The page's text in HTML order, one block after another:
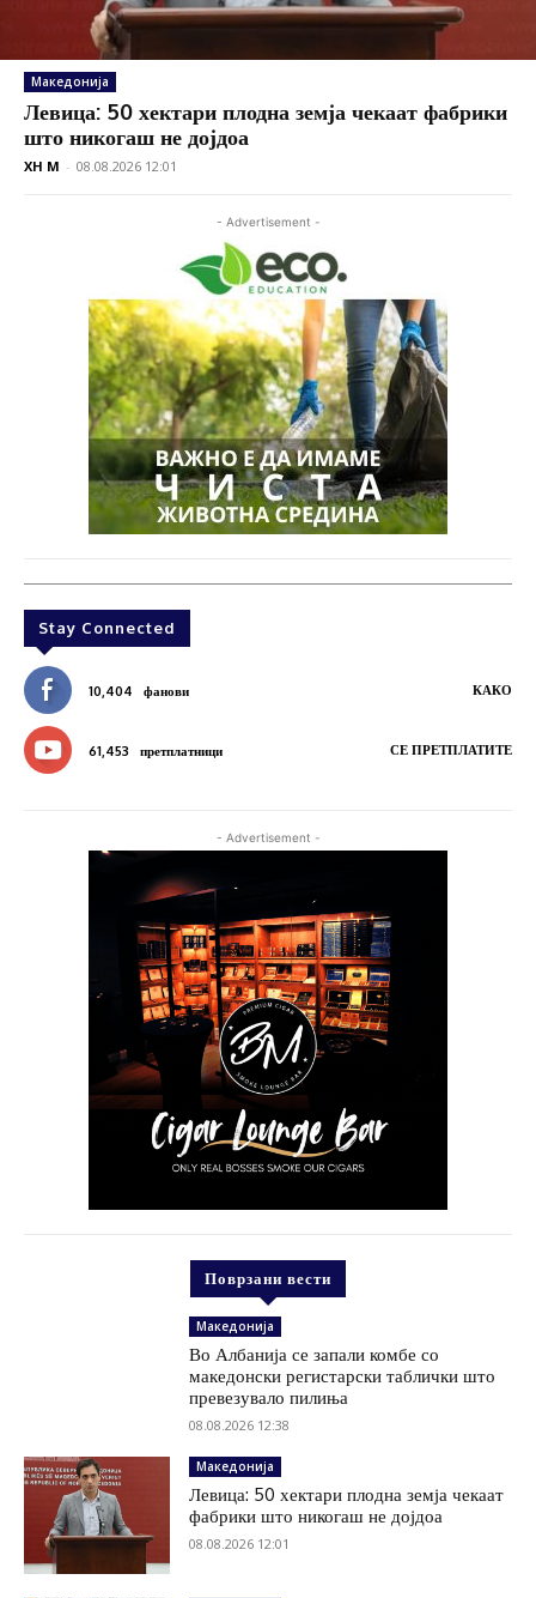
Македонија
Левица: 50 хектари плодна земја чекаат фабрики
што никогаш не дојдоа
XH M - 08.08.2026 12:01
- Advertisement -
Stay Connected
10,404 фанови КАКО
61,453 претплатници СЕ ПРЕТПЛАТИТЕ
- Advertisement -
Поврзани вести
Македонија
Во Албанија се запали комбе со
македонски регистарски таблички што
превезувало пилиња
08.08.2026 12:38
Македонија
Левица: 50 хектари плодна земја чекаат
фабрики што никогаш не дојдоа
08.08.2026 12:01